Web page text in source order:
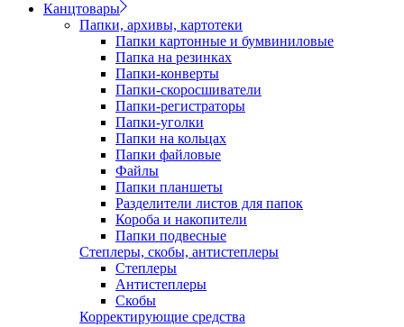
Канцтовары
Папки, архивы, картотеки
Папки картонные и бумвиниловые
Папка на резинках
Папки-конверты
Папки-скоросшиватели
Папки-регистраторы
Папки-уголки
Папки на кольцах
Папки файловые
Файлы
Папки планшеты
Разделители листов для папок
Короба и накопители
Папки подвесные
Степлеры, скобы, антистеплеры
Степлеры
Антистеплеры
Скобы
Корректирующие средства